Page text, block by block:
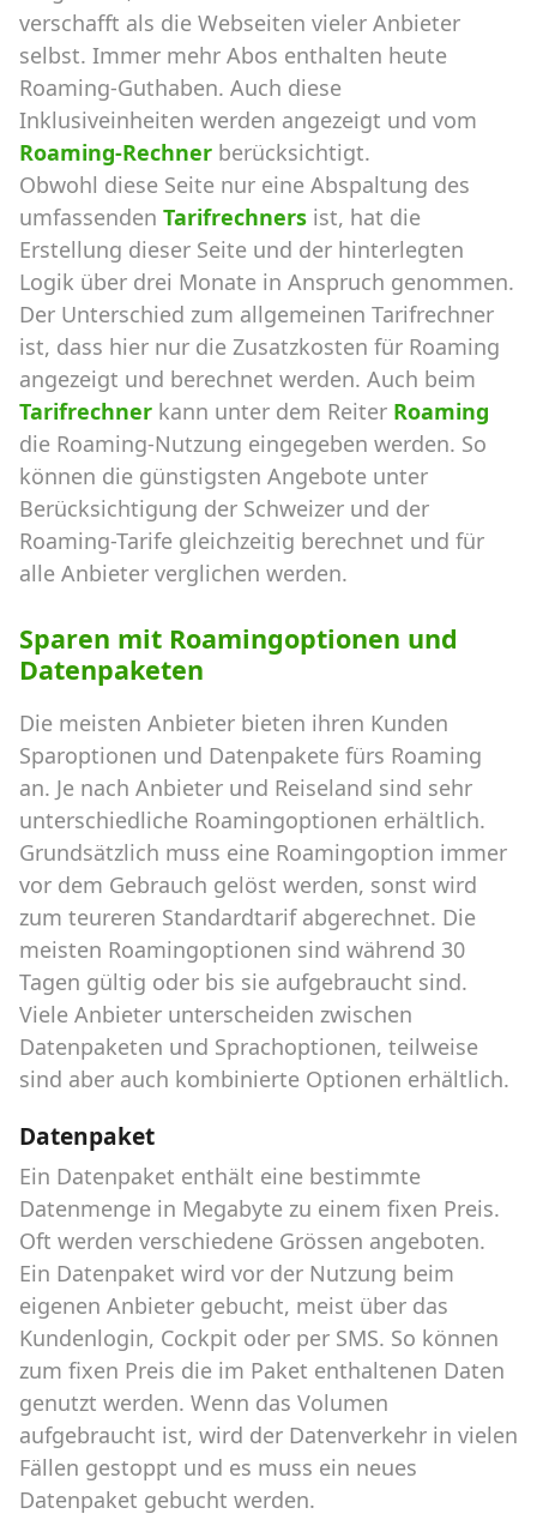
verschafft als die Webseiten vieler Anbieter
selbst. Immer mehr Abos enthalten heute
Roaming-Guthaben. Auch diese
Inklusiveinheiten werden angezeigt und vom
Roaming-Rechner berücksichtigt.
Obwohl diese Seite nur eine Abspaltung des
umfassenden Tarifrechners ist, hat die
Erstellung dieser Seite und der hinterlegten
Logik über drei Monate in Anspruch genommen.
Der Unterschied zum allgemeinen Tarifrechner
ist, dass hier nur die Zusatzkosten für Roaming
angezeigt und berechnet werden. Auch beim
Tarifrechner kann unter dem Reiter Roaming
die Roaming-Nutzung eingegeben werden. So
können die günstigsten Angebote unter
Berücksichtigung der Schweizer und der
Roaming-Tarife gleichzeitig berechnet und für
alle Anbieter verglichen werden.
Sparen mit Roamingoptionen und
Datenpaketen
Die meisten Anbieter bieten ihren Kunden
Sparoptionen und Datenpakete fürs Roaming
an. Je nach Anbieter und Reiseland sind sehr
unterschiedliche Roamingoptionen erhältlich.
Grundsätzlich muss eine Roamingoption immer
vor dem Gebrauch gelöst werden, sonst wird
zum teureren Standardtarif abgerechnet. Die
meisten Roamingoptionen sind während 30
Tagen gültig oder bis sie aufgebraucht sind.
Viele Anbieter unterscheiden zwischen
Datenpaketen und Sprachoptionen, teilweise
sind aber auch kombinierte Optionen erhältlich.
Datenpaket
Ein Datenpaket enthält eine bestimmte
Datenmenge in Megabyte zu einem fixen Preis.
Oft werden verschiedene Grössen angeboten.
Ein Datenpaket wird vor der Nutzung beim
eigenen Anbieter gebucht, meist über das
Kundenlogin, Cockpit oder per SMS. So können
zum fixen Preis die im Paket enthaltenen Daten
genutzt werden. Wenn das Volumen
aufgebraucht ist, wird der Datenverkehr in vielen
Fällen gestoppt und es muss ein neues
Datenpaket gebucht werden.